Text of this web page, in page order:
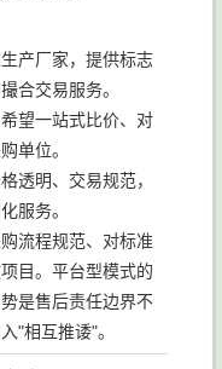
产厂家，提供标志
合交易服务。
望一站式比价、对
单位。
透明、交易规范，
服务。
流程规范、对标准
目。平台型模式的
是售后责任边界不
"相互推诿"。